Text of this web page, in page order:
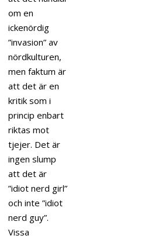
om en
ickenördig
”invasion” av
nördkulturen,
men faktum är
att det är en
kritik som i
princip enbart
riktas mot
tjejer. Det är
ingen slump
att det är
”idiot nerd girl”
och inte ”idiot
nerd guy”.
Vissa